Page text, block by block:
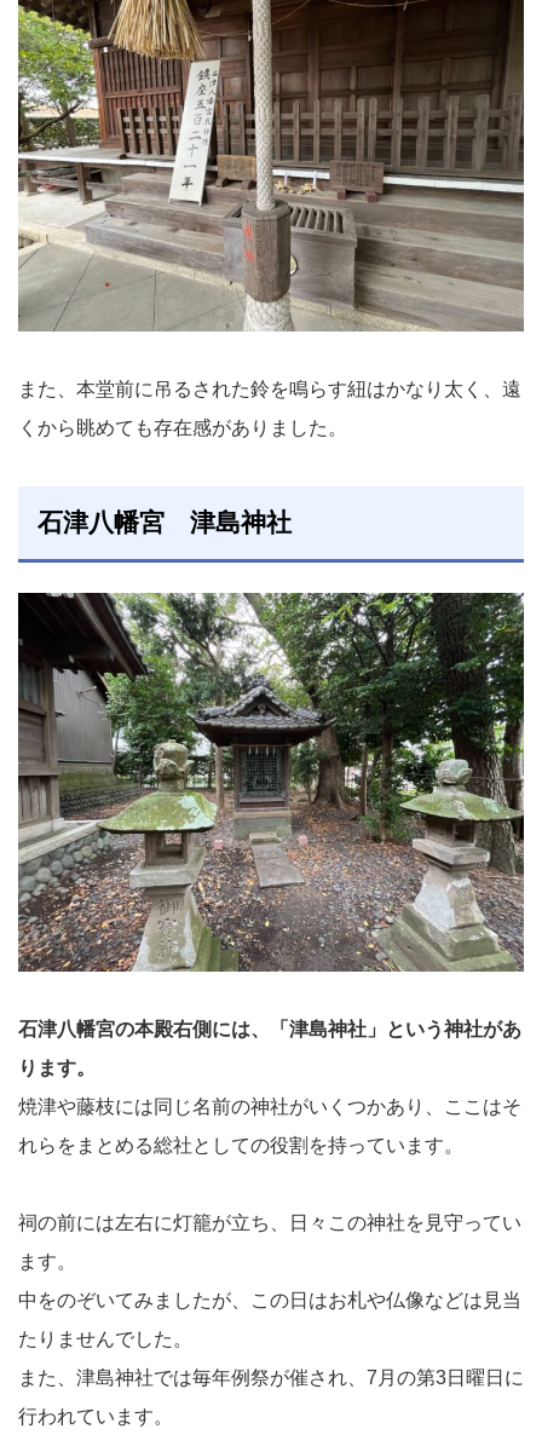
また、本堂前に吊るされた鈴を鳴らす紐はかなり太く、遠
くから眺めても存在感がありました。
石津八幡宮 津島神社
石津八幡宮の本殿右側には、「津島神社」という神社があ
ります。
焼津や藤枝には同じ名前の神社がいくつかあり、ここはそ
れらをまとめる総社としての役割を持っています。
祠の前には左右に灯籠が立ち、日々この神社を見守ってい
ます。
中をのぞいてみましたが、この日はお札や仏像などは見当
たりませんでした。
また、津島神社では毎年例祭が催され、7月の第3日曜日に
行われています。